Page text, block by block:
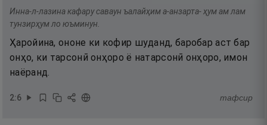
Инна-л-лазина кафару саваун ъалайҳим а-анзарта- ҳум ам лам
тунзирҳум ло юъминун.
Ҳаройина, ононе ки кофир шуданд, баробар аст бар
онҳо, ки тарсонӣ онҳоро ё натарсонӣ онҳоро, имон
наёранд.
2:6 тафсир